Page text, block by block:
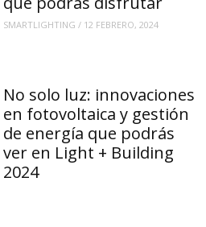
SMARTLIGHTING / 12 FEBRERO, 2024
No solo luz: innovaciones
en fotovoltaica y gestión
de energía que podrás
ver en Light + Building
2024